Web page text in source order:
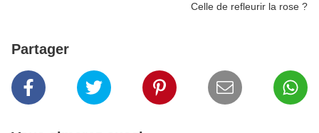
Celle de refleurir la rose ?
Partager